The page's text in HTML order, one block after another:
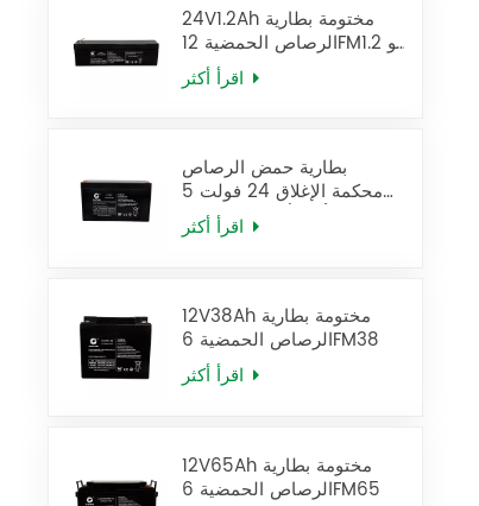
24V1.2Ah مختومة بطارية
الرصاص الحمضية 12FM1.2 يو
بي إس البطارية
بطارية حمض الرصاص
محكمة الإغلاق 24 فولت 5
أمبير/ساعة، بطارية UPS
12FM5
12V38Ah مختومة بطارية
الرصاص الحمضية 6FM38
12V65Ah مختومة بطارية
الرصاص الحمضية 6FM65